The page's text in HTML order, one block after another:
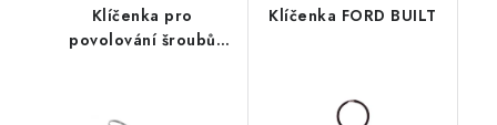
Klíčenka pro
povolování šroubů
Klíčenka FORD BUILT